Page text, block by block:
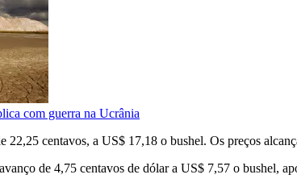
com guerra na Ucrânia
22,25 centavos, a US$ 17,18 o bushel. Os preços
de 4,75 centavos de dólar a US$ 7,57 o bushel,